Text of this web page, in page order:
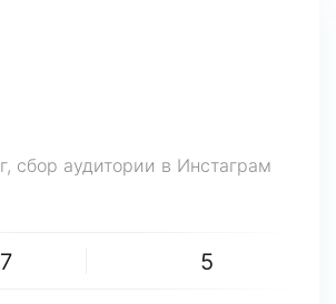
сбор аудитории в Инстаграм
5